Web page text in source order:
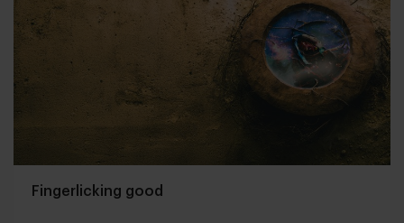
Fingerlicking good